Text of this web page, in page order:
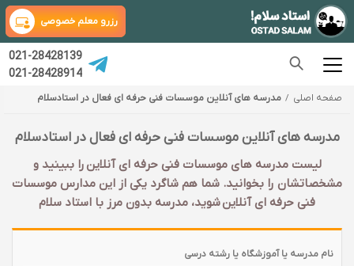
رزرو معلم خصوصی
021-28428139
021-28428914
صفحه اصلی مدرسه های آنلاین موسسات فنی حرفه ای فعال در استادسلام
مدرسه های آنلاین موسسات فنی حرفه ای فعال در استادسلام
لیست مدرسه های موسسات فنی حرفه ای آنلاین را ببینید و
مشخصاتشان را بخوانید. شما هم شاگرد یکی از این مدارس موسسات
فنی حرفه ای آنلاین شوید، مدرسه بدون مرز با استاد سلام
نام مدرسه یا آموزشگاه یا رشته درسی